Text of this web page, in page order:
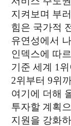
지켜보며 부
힘은 국가적
유연성에서
인덱스에 따
기준 세계 1
2위부터 9위
여기에 더해
투자할 계획
지원을 강화